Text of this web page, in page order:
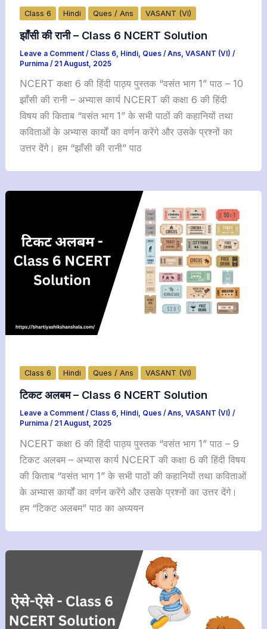
Class 6 Hindi Ques / Ans VASANT (VI)
झाँसी की रानी – Class 6 NCERT Solution
Leave a Comment / Class 6 Hindi Ques / Ans ,VASANT (VI) /
Purnima/ 21 August, 2025
NCERT कक्षा 6 की हिंदी पाठ्य पुस्तक “वसंत भाग 1” पाठ – 10
झाँसी की रानी – अभ्यास कार्य NCERT की कक्षा 6 की हिंदी
विषय की किताब “वसंत भाग 1” के सभी पाठों की कहानियों तथा
कविताओं के अभ्यास कार्यों का वर्णन करेंगे और उसके प्रश्नों का
उत्तर देंगे। हम “झाँसी की रानी” पाठ
Class 6 Hindi Ques / Ans VASANT (VI)
टिकट अलबम – Class 6 NCERT Solution
Leave a Comment / Class 6, Hindi, Ques / Ans,VASANT (VI) /
Purnima/ 21 August, 2025
NCERT कक्षा 6 की हिंदी पाठ्य पुस्तक “वसंत भाग 1” पाठ – 9
टिकट अलबम – अभ्यास कार्य NCERT की कक्षा 6 की हिंदी विषय
की किताब “वसंत भाग 1” के सभी पाठों की कहानियों तथा कविताओं
के अभ्यास कार्यों का वर्णन करेंगे और उसके प्रश्नों का उत्तर देंगे।
हम “टिकट अलबम” पाठ का अध्ययन